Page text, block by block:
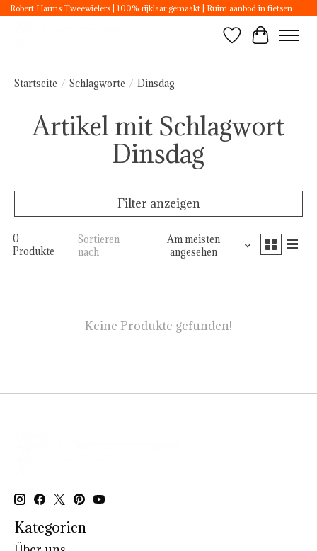
Robert Harms Tweewielers | 100% rijklaar gemaakt | Ruim aanbod in fietsen
Wunschzettel
Ihr
Startseite / Schlagworte / Dinsdag
Artikel mit Schlagwort
Dinsdag
Filter anzeigen
0
Produkte
Sortieren
nach
Am meisten
angesehen
Keine Produkte gefunden!
Kategorien